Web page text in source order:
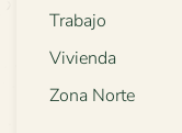
Trabajo
Vivienda
Zona Norte